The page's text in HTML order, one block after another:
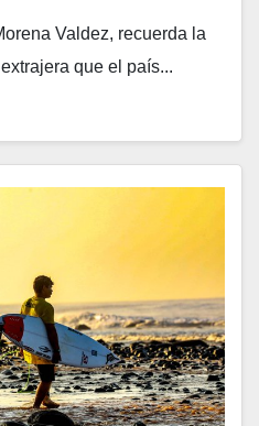
Valdez, recuerda la
que el país...